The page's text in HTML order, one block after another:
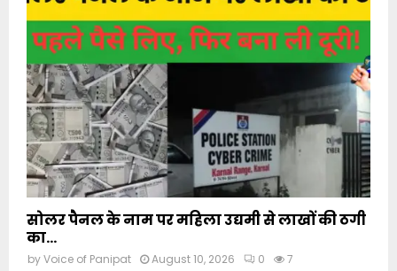
सोलर पैनल के नाम पर महिला उद्यमी से लाखों की ठगी
का...
byVoice of Panipat August 10, 2026 0 7